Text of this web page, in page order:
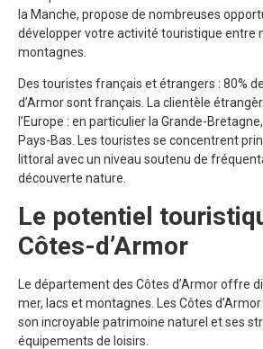
la Manche, propose de nombreuses
développer votre activité touristique entre
montagnes.
Des touristes français et étrangers : 80%
d’Armor sont français. La clientèle
l’Europe : en particulier la Grande-
Pays-Bas. Les touristes se concentrent
littoral avec un niveau soutenu de
découverte nature.
Le potentiel
Côtes-d’Armor
Le département des Côtes d’Armor offre
mer, lacs et montagnes. Les Côtes
son incroyable patrimoine naturel et ses
équipements de loisirs.